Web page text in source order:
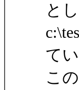
と
て
こ